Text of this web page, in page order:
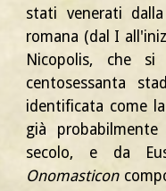
stati venerati
romana (dal I
Nicopolis, che
centosessanta
identificata come
già
secolo, e da
Onomasticon